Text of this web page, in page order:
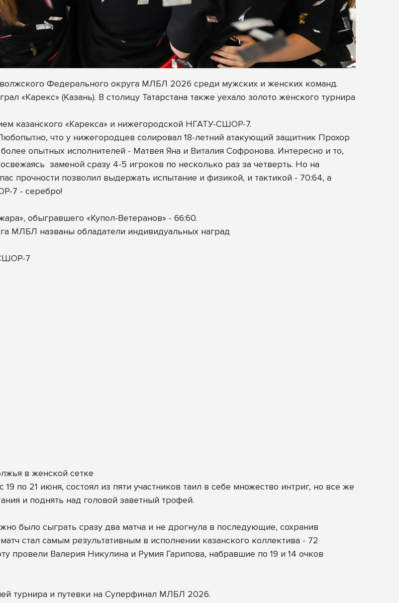
Федерального округа МЛБЛ 2026 среди мужских и женских команд.
«Карекс» (Казань). В столицу Татарстана также уехало золото женского турнира
казанского «Карекса» и нижегородской НГАТУ-СШОР-7.
что у нижегородцев солировал 18-летний атакующий защитник Прохор
опытных исполнителей - Матвея Яна и Виталия Софронова. Интересно и то,
заменой сразу 4-5 игроков по несколько раз за четверть. Но на
прочности позволил выдержать испытание и физикой, и тактикой - 70:64, а
7 - серебро!
обыгравшего «Купол-Ветеранов» - 66:60.
МЛБЛ названы обладатели индивидуальных наград
7
в женской сетке
по 21 июня, состоял из пяти участников таил в себе множество интриг, но все же
и поднять над головой заветный трофей.
было сыграть сразу два матча и не дрогнула в последующие, сохранив
стал самым результативным в исполнении казанского коллектива - 72
провели Валерия Никулина и Румия Гарипова, набравшие по 19 и 14 очков
турнира и путевки на Суперфинал МЛБЛ 2026.